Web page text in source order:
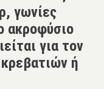
γωνίες
ακροφύσιο
για τον
ή